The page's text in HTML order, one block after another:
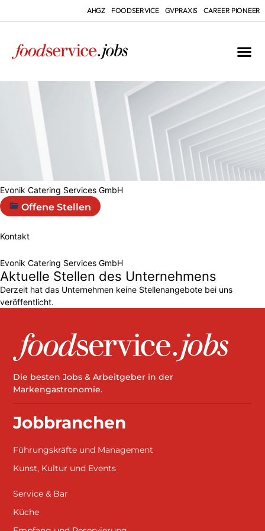
AHGZ FOODSERVICE GVPRAXIS CAREER PIONEER
Evonik Catering Services GmbH
Offene Stellen
Kontakt
Evonik Catering Services GmbH
Aktuelle Stellen des Unternehmens
Derzeit hat das Unternehmen keine Stellenangebote bei uns
veröffentlicht.
Die besten Jobs & Arbeitgeber in der
Markengastronomie.
Jobbranchen
Führungskräfte und Management
Kunst, Kultur und Events
Service & Bar
Küche